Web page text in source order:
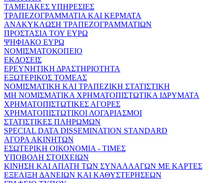
ΤΑΜΕΙΑΚΕΣ ΥΠΗΡΕΣΙΕΣ
ΤΡΑΠΕΖΟΓΡΑΜΜΑΤΙΑ ΚΑΙ ΚΕΡΜΑΤΑ
ΑΝΑΚΥΚΛΩΣΗ ΤΡΑΠΕΖΟΓΡΑΜΜΑΤΙΩΝ
ΠΡΟΣΤΑΣΙΑ ΤΟΥ ΕΥΡΩ
ΨΗΦΙΑΚΟ ΕΥΡΩ
ΝΟΜΙΣΜΑΤΟΚΟΠΕΙΟ
ΕΚΔΟΣΕΙΣ
ΕΡΕΥΝΗΤΙΚΗ ΔΡΑΣΤΗΡΙΟΤΗΤΑ
ΕΞΩΤΕΡΙΚΟΣ ΤΟΜΕΑΣ
ΝΟΜΙΣΜΑΤΙΚΗ ΚΑΙ ΤΡΑΠΕΖΙΚΗ ΣΤΑΤΙΣΤΙΚΗ
ΜΗ ΝΟΜΙΣΜΑΤΙΚΑ ΧΡΗΜΑΤΟΠΙΣΤΩΤΙΚΑ ΙΔΡΥΜΑΤΑ
ΧΡΗΜΑΤΟΠΙΣΤΩΤΙΚΕΣ ΑΓΟΡΕΣ
ΧΡΗΜΑΤΟΠΙΣΤΩΤΙΚΟΙ ΛΟΓΑΡΙΑΣΜΟΙ
ΣΤΑΤΙΣΤΙΚΕΣ ΠΛΗΡΩΜΩΝ
SPECIAL DATA DISSEMINATION STANDARD
ΑΓΟΡΑ ΑΚΙΝΗΤΩΝ
ΕΣΩΤΕΡΙΚΗ ΟΙΚΟΝΟΜΙΑ - ΤΙΜΕΣ
ΥΠΟΒΟΛΗ ΣΤΟΙΧΕΙΩΝ
ΚΙΝΗΣΗ ΚΑΙ ΑΠΑΤΗ ΤΩΝ ΣΥΝΑΛΛΑΓΩΝ ΜΕ ΚΑΡΤΕΣ
ΕΞΕΛΙΞΗ ΔΑΝΕΙΩΝ ΚΑΙ ΚΑΘΥΣΤΕΡΗΣΕΩΝ